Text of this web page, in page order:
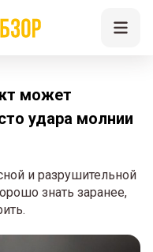
может
удара молнии
и разрушительной
знать заранее,